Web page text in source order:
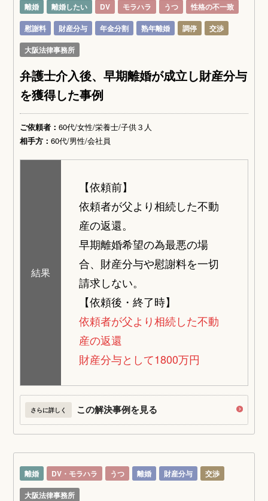
離婚 離婚したい DV モラハラ うつ
性格の不一致
慰謝料
財産分与 年金分割 熟年離婚 調停
交渉
大阪法律事務所
弁護士介入後、早期離婚が成立し財産分与
を獲得した事例
ご依頼者：60代/女性/栄養士/子供３人
相手方：60代/男性/会社員
結果
【依頼前】
依頼者が父より相続した不動
産の返還。
早期離婚希望の為最悪の場
合、財産分与や慰謝料を一切
請求しない。
【依頼後・終了時】
依頼者が父より相続した不動
産の返還
財産分与として1800万円
さらに詳しく この解決事例を見る
離婚 DV・モラハラ うつ 離婚 財産分与
交渉
大阪法律事務所